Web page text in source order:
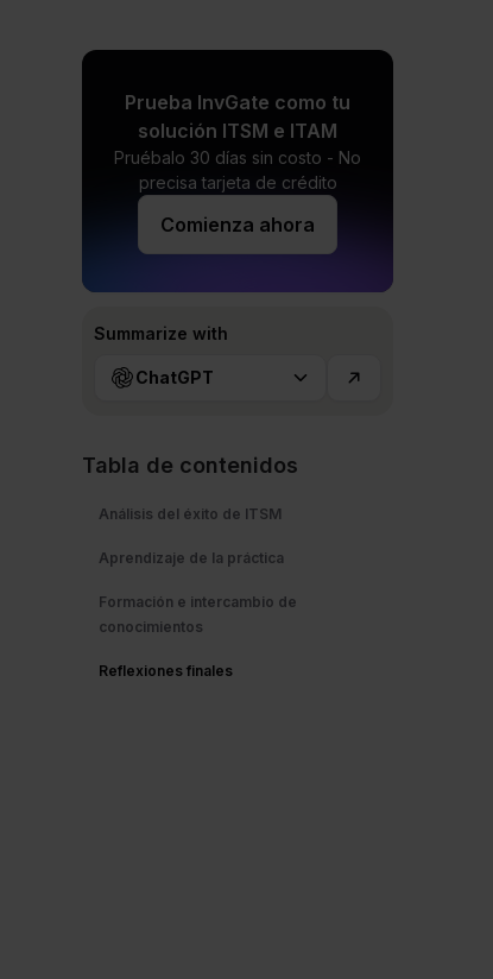
Prueba InvGate como tu
solución ITSM e ITAM
Pruébalo 30 días sin costo - No
precisa tarjeta de crédito
Comienza ahora
Summarize with
ChatGPT
Tabla de contenidos
Análisis del éxito de ITSM
Aprendizaje de la práctica
Formación e intercambio de
conocimientos
Reflexiones finales